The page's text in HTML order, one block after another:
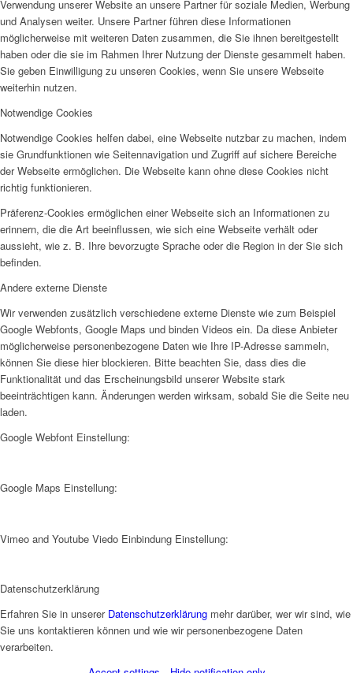
Verwendung unserer Website an unsere Partner für soziale Medien, Werbung
und Analysen weiter. Unsere Partner führen diese Informationen
möglicherweise mit weiteren Daten zusammen, die Sie ihnen bereitgestellt
haben oder die sie im Rahmen Ihrer Nutzung der Dienste gesammelt haben.
Sie geben Einwilligung zu unseren Cookies, wenn Sie unsere Webseite
weiterhin nutzen.
Notwendige Cookies
Notwendige Cookies helfen dabei, eine Webseite nutzbar zu machen, indem
sie Grundfunktionen wie Seitennavigation und Zugriff auf sichere Bereiche
der Webseite ermöglichen. Die Webseite kann ohne diese Cookies nicht
richtig funktionieren.
Präferenz-Cookies ermöglichen einer Webseite sich an Informationen zu
erinnern, die die Art beeinflussen, wie sich eine Webseite verhält oder
aussieht, wie z. B. Ihre bevorzugte Sprache oder die Region in der Sie sich
befinden.
Andere externe Dienste
Wir verwenden zusätzlich verschiedene externe Dienste wie zum Beispiel
Google Webfonts, Google Maps und binden Videos ein. Da diese Anbieter
möglicherweise personenbezogene Daten wie Ihre IP-Adresse sammeln,
können Sie diese hier blockieren. Bitte beachten Sie, dass dies die
Funktionalität und das Erscheinungsbild unserer Website stark
beeinträchtigen kann. Änderungen werden wirksam, sobald Sie die Seite neu
laden.
Google Webfont Einstellung:
Google Maps Einstellung:
Vimeo and Youtube Viedo Einbindung Einstellung:
Datenschutzerklärung
Erfahren Sie in unserer Datenschutzerklärung mehr darüber, wer wir sind, wie
Sie uns kontaktieren können und wie wir personenbezogene Daten
verarbeiten.